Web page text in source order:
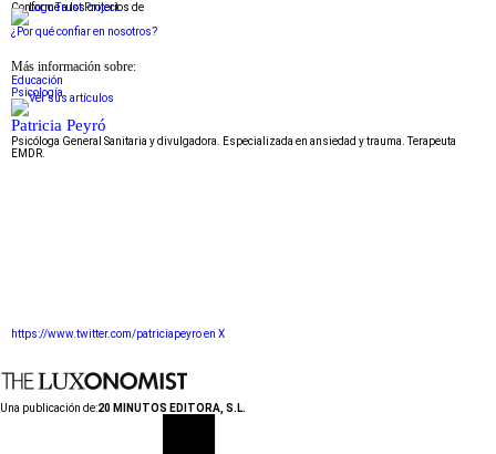
Conforme a los criterios de
¿Por qué confiar en nosotros?
Más información sobre:
Educación
Psicología
Patricia Peyró
Psicóloga General Sanitaria y divulgadora. Especializada en ansiedad y trauma. Terapeuta
EMDR.
https://www.twitter.com/patriciapeyro en X
Una publicación de:20 MINUTOS EDITORA, S.L.